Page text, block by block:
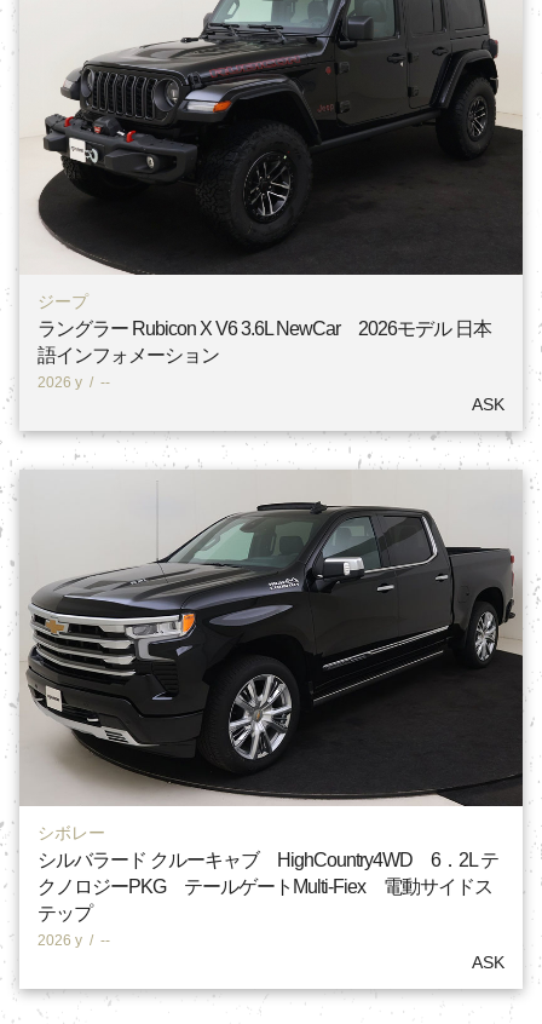
ジープ
ラングラー Rubicon X V6 3.6L NewCar 2026モデル 日本
語インフォメーション
2026 y / --
ASK
シボレー
シルバラード クルーキャブ HighCountry4WD 6．2L テ
クノロジーPKG テールゲートMulti-Fiex 電動サイドス
テップ
2026 y / --
ASK